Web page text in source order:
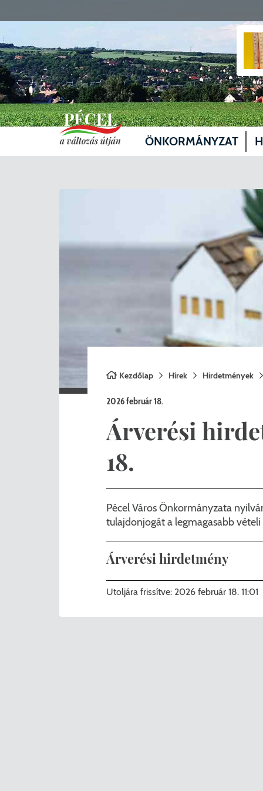
ÖNKORMÁNYZAT
Döntéshozatal
Nemzetiségi
Önkormányzati kitüntetések
Pályázatok
Belső visszaélés bejelentő
Kezdőlap Hírek Hirdetmények
2026 február 18.
Árverési
18.
Pécel Város Önkormányzata
tulajdonjogát a legmagasabb
Árverési hirdetmény
Árverési-hirdetmény_2026-03-
Utoljára frissítve: 2026 február 18. 11:01